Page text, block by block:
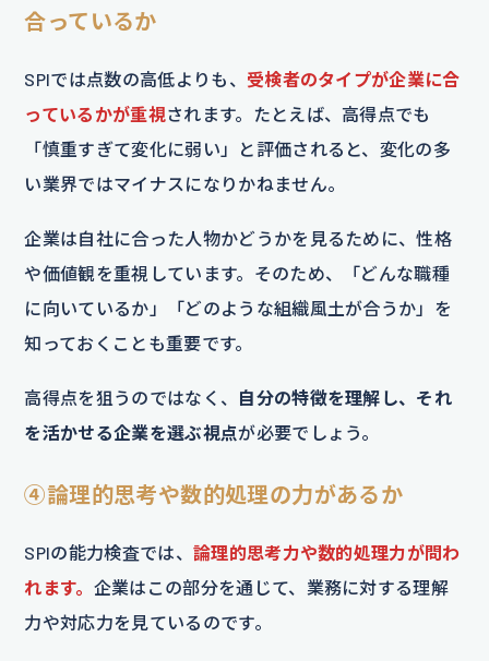
合っているか
SPIでは点数の高低よりも、 受検者のタイプが企業に合
っているかが重視されます。たとえば、高得点でも
「慎重すぎて変化に弱い」と評価されると、変化の多
い業界ではマイナスになりかねません。
企業は自社に合った人物かどうかを見るために、性格
や価値観を重視しています。そのため、「どんな職種
に向いているか」「どのような組織風土が合うか」を
知っておくことも重要です。
高得点を狙うのではなく、 自分の特徴を理解し、それ
を活かせる企業を選ぶ視点が必要でしょう。
④論理的思考や数的処理の力があるか
SPIの能力検査では、 論理的思考力や数的処理力が問わ
れます。 企業はこの部分を通じて、業務に対する理解
力や対応力を見ているのです。